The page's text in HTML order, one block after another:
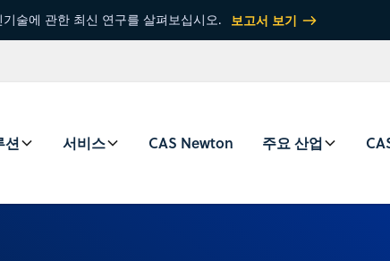
술에 관한 최신 연구를 살펴보십시오. 보고서 보기
션 서비스 CAS Newton 주요 산업